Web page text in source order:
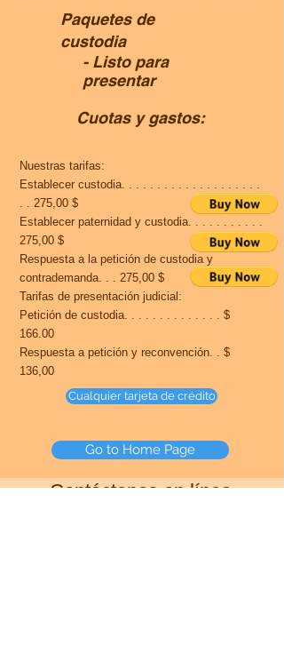
Paquetes de
custodia
- Listo para
presentar
Cuotas y gastos:
Nuestras tarifas:
Establecer custodia. . . . . . . . . . . . . . . . . . . .
. . 275,00 $
Establecer paternidad y custodia. . . . . . . . . . .
275,00 $
Respuesta a la petición de custodia y
contrademanda. . . 275,00 $
Tarifas de presentación judicial:
Petición de custodia. . . . . . . . . . . . . . $
166.00
Respuesta a petición y reconvención. . $
136,00
Cualquier tarjeta de crédito
Go to Home Page
Contáctenos en línea